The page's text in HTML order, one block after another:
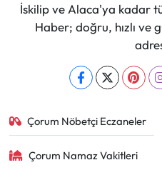
İskilip ve Alaca'ya kadar
Haber; doğru, hızlı ve
Çorum Nöbetçi Eczaneler
Çorum Namaz Vakitleri